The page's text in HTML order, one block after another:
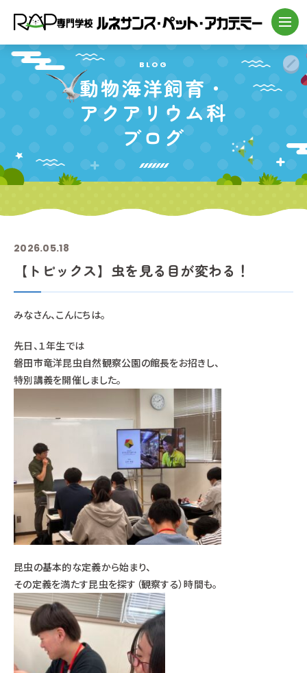
BLOG
動物海洋飼育・
アクアリウム科
ブログ
2026.05.18
【トピックス】虫を見る目が変わる！
みなさん、こんにちは。
先日、１年生では
磐田市竜洋昆虫自然観察公園の館長をお招きし、
特別講義を開催しました。
昆虫の基本的な定義から始まり、
その定義を満たす昆虫を探す（観察する）時間も。